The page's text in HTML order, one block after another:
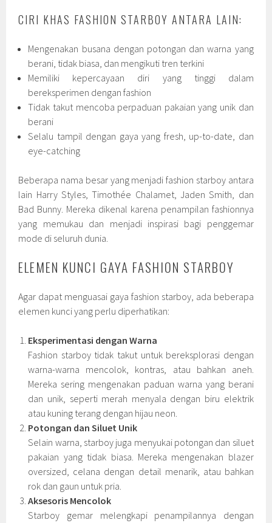
CIRI KHAS FASHION STARBOY ANTARA LAIN:
Mengenakan busana dengan potongan dan warna yang
berani, tidak biasa, dan mengikuti tren terkini
Memiliki kepercayaan diri yang tinggi dalam
bereksperimen dengan fashion
Tidak takut mencoba perpaduan pakaian yang unik dan
berani
Selalu tampil dengan gaya yang fresh, up-to-date, dan
eye-catching
Beberapa nama besar yang menjadi fashion starboy antara
lain Harry Styles, Timothée Chalamet, Jaden Smith, dan
Bad Bunny. Mereka dikenal karena penampilan fashionnya
yang memukau dan menjadi inspirasi bagi penggemar
mode di seluruh dunia.
ELEMEN KUNCI GAYA FASHION STARBOY
Agar dapat menguasai gaya fashion starboy, ada beberapa
elemen kunci yang perlu diperhatikan:
Eksperimentasi dengan Warna
Fashion starboy tidak takut untuk bereksplorasi dengan
warna-warna mencolok, kontras, atau bahkan aneh.
Mereka sering mengenakan paduan warna yang berani
dan unik, seperti merah menyala dengan biru elektrik
atau kuning terang dengan hijau neon.
Potongan dan Siluet Unik
Selain warna, starboy juga menyukai potongan dan siluet
pakaian yang tidak biasa. Mereka mengenakan blazer
oversized, celana dengan detail menarik, atau bahkan
rok dan gaun untuk pria.
Aksesoris Mencolok
Starboy gemar melengkapi penampilannya dengan